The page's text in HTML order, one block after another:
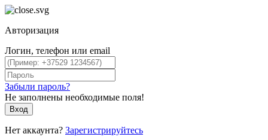
Авторизация
Логин, телефон или email
Забыли пароль?
Не заполнены необходимые поля!
Вход
Нет аккаунта? Зарегистрируйтесь